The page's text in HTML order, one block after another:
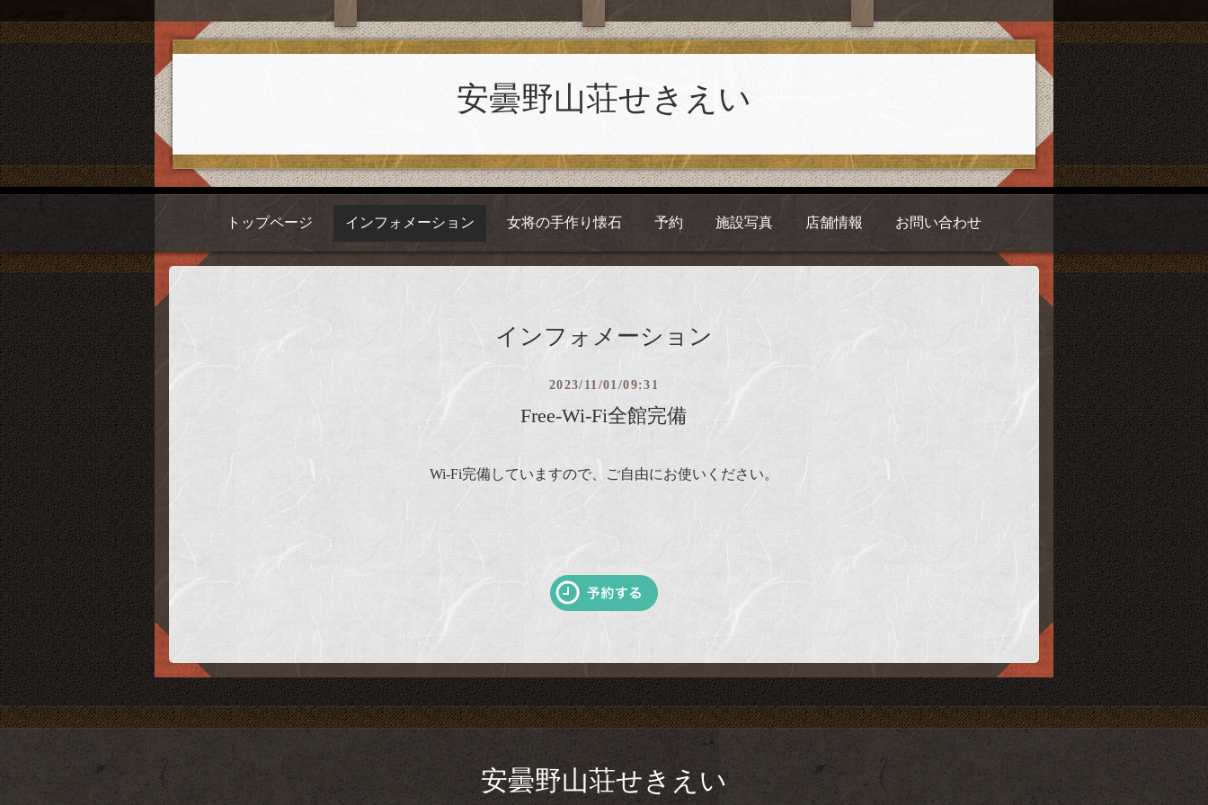
安曇野山荘せきえい
トップページ インフォメーション 女将の手作り懐石 予約 施設写真 店舗情報 お問い合わせ
インフォメーション
2023/11/01/09:31
Free-Wi-Fi全館完備
Wi-Fi完備していますので、ご自由にお使いください。
安曇野山荘せきえい